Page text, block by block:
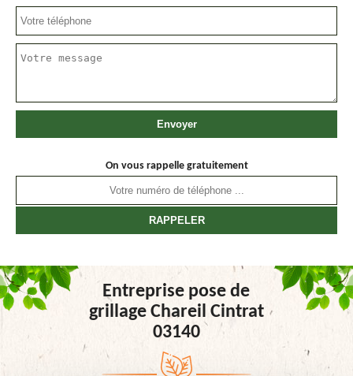
On vous rappelle gratuitement
Entreprise pose de
grillage Chareil Cintrat
03140